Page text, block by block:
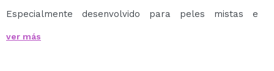
Especialmente desenvolvido para peles mistas e
é um creme antienvelhecimento de rápida absorção
ver más